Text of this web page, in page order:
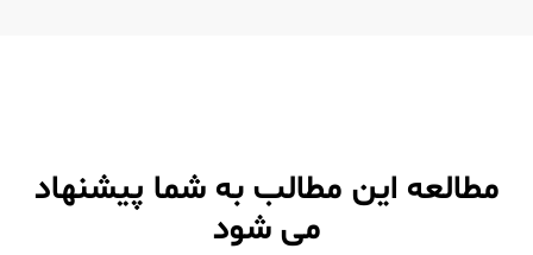
مطالعه این مطالب به شما پیشنهاد
می شود